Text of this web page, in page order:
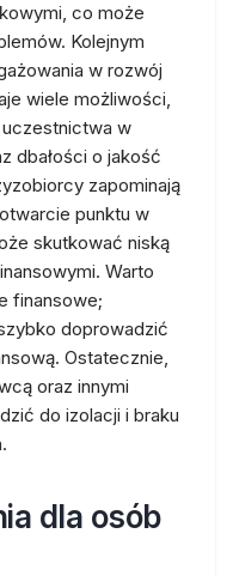
co może
Kolejnym
w rozwój
wiele możliwości,
w
dbałości o jakość
zapominają
punktu w
skutkować niską
Warto
finansowe;
doprowadzić
Ostatecznie,
oraz innymi
do izolacji i braku
dla osób